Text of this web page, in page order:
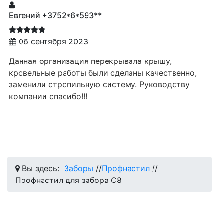
Евгений +3752*6*593**
06 сентября 2023
Данная организация перекрывала крышу,
кровельные работы были сделаны качественно,
заменили стропильную систему. Руководству
компании спасибо!!!
Вы здесь: Заборы //Профнастил //
Профнастил для забора С8